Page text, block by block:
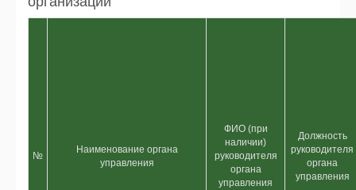
№
Наименование органа
управления
ФИО (при
наличии)
руководителя
органа
управления
Должность
руководителя
органа
управления